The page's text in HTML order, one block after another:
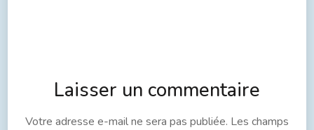
Laisser un commentaire
Votre adresse e-mail ne sera pas publiée. Les champs